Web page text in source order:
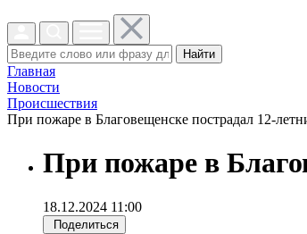
Найти
Главная
Новости
Проиcшествия
При пожаре в Благовещенске пострадал 12-
При пожаре в
18.12.2024 11:00
Поделиться